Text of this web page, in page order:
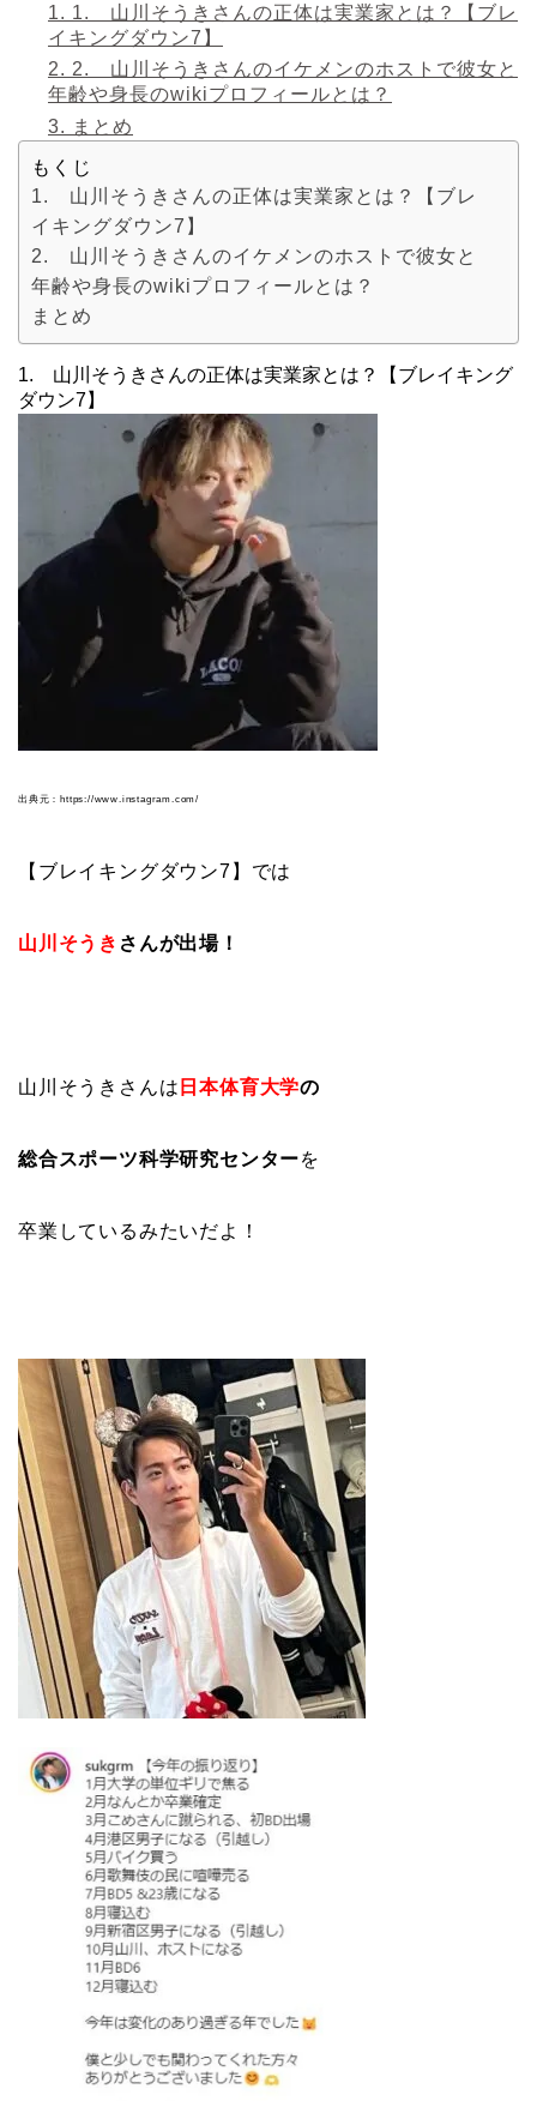
1. 1. 山川そうきさんの正体は実業家とは？【ブレ
イキングダウン7】
2. 2. 山川そうきさんのイケメンのホストで彼女と
年齢や身長のwikiプロフィールとは？
3. まとめ
もくじ
1. 山川そうきさんの正体は実業家とは？【ブレ
イキングダウン7】
2. 山川そうきさんのイケメンのホストで彼女と
年齢や身長のwikiプロフィールとは？
まとめ
1. 山川そうきさんの正体は実業家とは？【ブレイキング
ダウン7】
出典元：https://www.instagram.com/
【ブレイキングダウン7】では
山川そうき さんが出場！
山川そうきさんは 日本体育大学の
総合スポーツ科学研究センターを
卒業しているみたいだよ！